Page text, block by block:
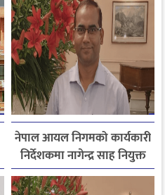
नेपाल आयल निगमको कार्यकारी
निर्देशकमा नागेन्द्र साह नियुक्त